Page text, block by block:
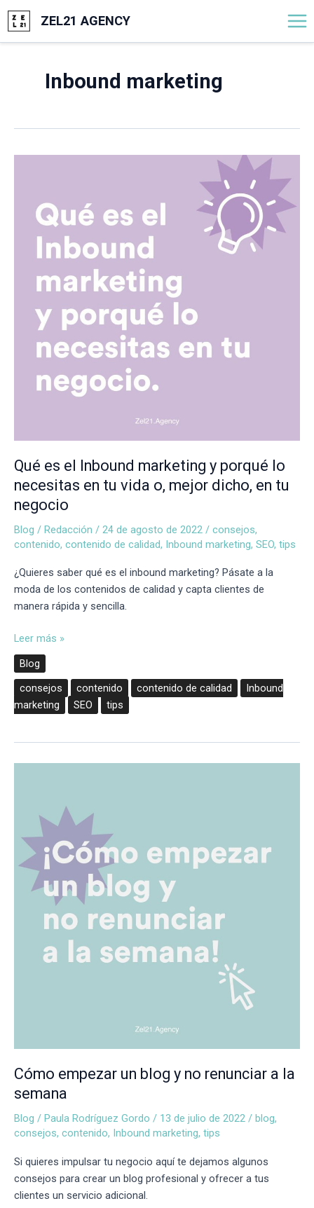
contenido
ZEL21 AGENCY
Inbound marketing
Qué es el Inbound marketing y porqué lo
necesitas en tu vida o, mejor dicho, en tu
negocio
Blog / Redacción / 24 de agosto de 2022 / consejos,
contenido, contenido de calidad, Inbound marketing, SEO, tips
¿Quieres saber qué es el inbound marketing? Pásate a la
moda de los contenidos de calidad y capta clientes de
manera rápida y sencilla.
Inbound
marketing
Leer más »
Blog
consejos
contenido contenido de calidad
Inbound
marketing
SEO tips
Cómo empezar un blog y no renunciar a la
semana
Blog / Paula Rodríguez Gordo / 13 de julio de 2022 / blog,
consejos, contenido, Inbound marketing, tips
Si quieres impulsar tu negocio aquí te dejamos algunos
consejos para crear un blog profesional y ofrecer a tus
clientes un servicio adicional.
renunciar
semana
B
r